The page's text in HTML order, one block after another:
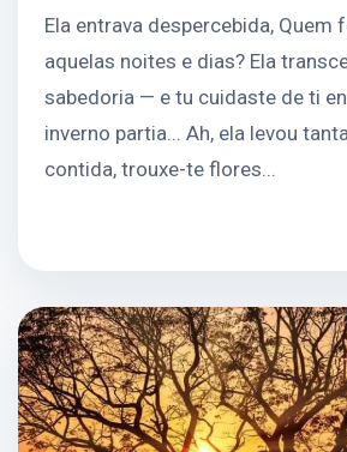
Ela entrava despercebida, Quem
aquelas noites e dias? Ela
sabedoria — e tu cuidaste de ti
inverno partia... Ah, ela levou
contida, trouxe-te flores...